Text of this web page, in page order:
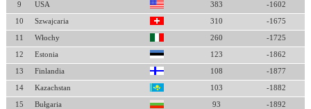
9 USA 383 -1602
10 Szwajcaria 310 -1675
11 Włochy 260 -1725
12 Estonia 123 -1862
13 Finlandia 108 -1877
14 Kazachstan 103 -1882
15 Bułgaria 93 -1892